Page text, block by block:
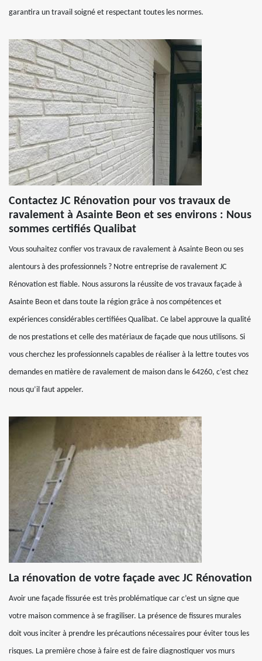
garantira un travail soigné et respectant toutes les normes.
Contactez JC Rénovation pour vos travaux de
ravalement à Asainte Beon et ses environs : Nous
sommes certifiés Qualibat
Vous souhaitez confier vos travaux de ravalement à Asainte Beon ou ses
alentours à des professionnels ? Notre entreprise de ravalement JC
Rénovation est fiable. Nous assurons la réussite de vos travaux façade à
Asainte Beon et dans toute la région grâce à nos compétences et
expériences considérables certifiées Qualibat. Ce label approuve la qualité
de nos prestations et celle des matériaux de façade que nous utilisons. Si
vous cherchez les professionnels capables de réaliser à la lettre toutes vos
demandes en matière de ravalement de maison dans le 64260, c’est chez
nous qu’il faut appeler.
La rénovation de votre façade avec JC Rénovation
Avoir une façade fissurée est très problématique car c’est un signe que
votre maison commence à se fragiliser. La présence de fissures murales
doit vous inciter à prendre les précautions nécessaires pour éviter tous les
risques. La première chose à faire est de faire diagnostiquer vos murs